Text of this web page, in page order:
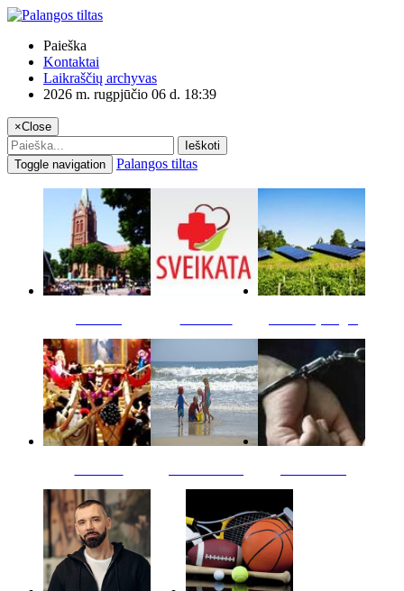
Paieška
Kontaktai
Laikraščių archyvas
2026 m. rugpjūčio 06 d. 18:39
×Close
Ieškoti
Toggle navigation
Palangos tiltas